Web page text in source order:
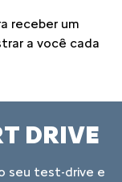
receber um
a você cada
DRIVE
seu test-drive e